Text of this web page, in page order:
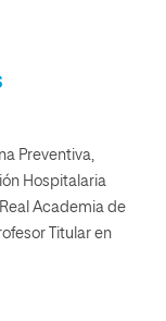
Preventiva,
Hospitalaria
Academia de
Titular en